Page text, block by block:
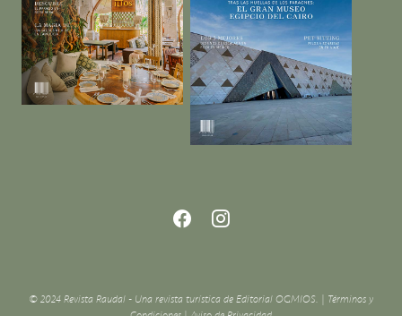
© 2024 Revista Raudal - Una revista turística de Editorial OGMIOS. | Términos y